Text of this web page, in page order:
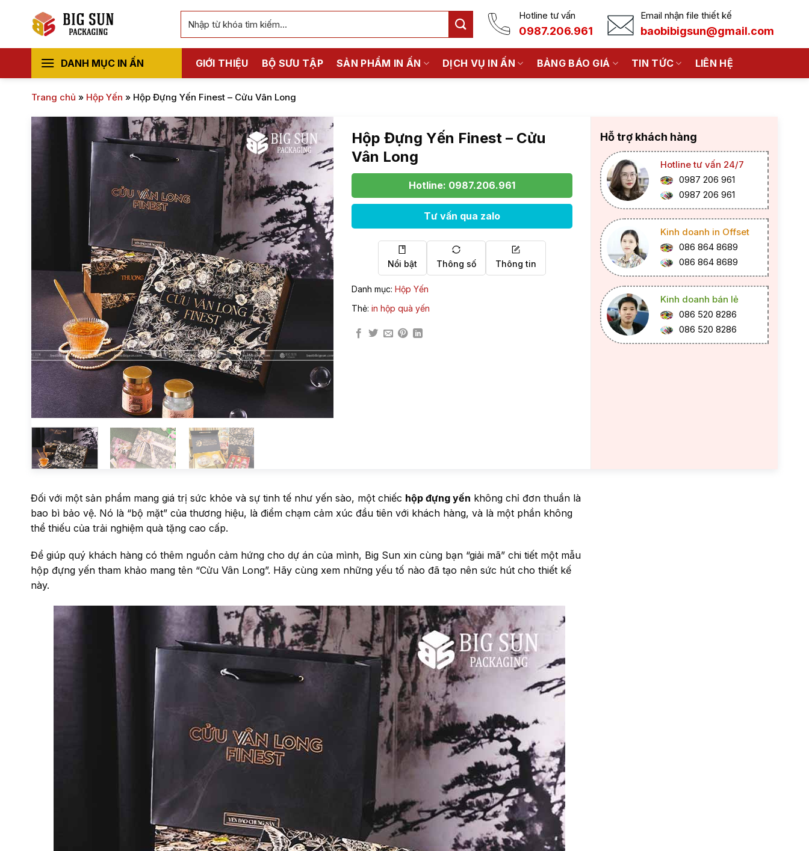
dung
kiếm:
Hotline tư vấn
0987.206.961
Email nhận file thiết kế
baobibigsun@gmail.com
DANH MỤC IN ẤN GIỚI THIỆU BỘ SƯU TẬP SẢN PHẨM IN ẤN DỊCH VỤ IN ẤN BẢNG BÁO GIÁ TIN TỨC LIÊN HỆ
Trang chủ » Hộp Yến » Hộp Đựng Yến Finest – Cửu Vân Long
Hộp Đựng Yến Finest – Cửu
Vân Long
Hotline: 0987.206.961
Tư vấn qua zalo
Nổi bật Thông số Thông tin
Danh mục: Hộp Yến
Thẻ: in hộp quà yến
Hỗ trợ khách hàng
Hotline tư vấn 24/7
0987 206 961
0987 206 961
Kinh doanh in Offset
086 864 8689
086 864 8689
Kinh doanh bán lẻ
086 520 8286
086 520 8286
Đối với một sản phẩm mang giá trị sức khỏe và sự tinh tế như yến sào, một chiếc hộp đựng yến không chỉ đơn thuần là
bao bì bảo vệ. Nó là “bộ mặt” của thương hiệu, là điểm chạm cảm xúc đầu tiên với khách hàng, và là một phần không
thể thiếu của trải nghiệm quà tặng cao cấp.
Để giúp quý khách hàng có thêm nguồn cảm hứng cho dự án của mình, Big Sun xin cùng bạn “giải mã” chi tiết một mẫu
hộp đựng yến tham khảo mang tên “Cửu Vân Long”. Hãy cùng xem những yếu tố nào đã tạo nên sức hút cho thiết kế
này.